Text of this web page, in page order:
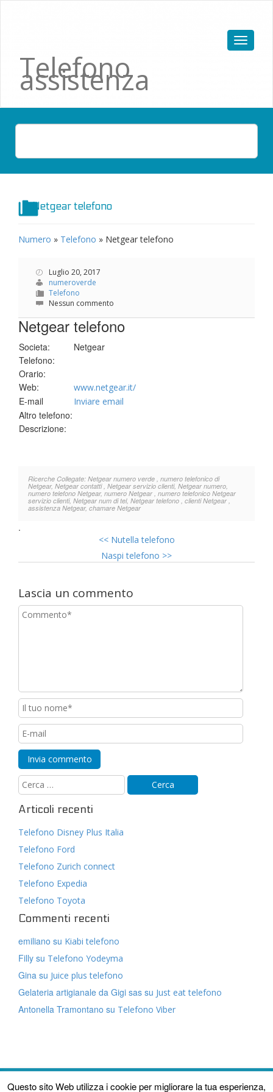
Telefono
assistenza
Netgear telefono
Numero » Telefono » Netgear telefono
Luglio 20, 2017
numeroverde
Telefono
Nessun commento
Netgear telefono
Societa:
Netgear
Telefono:
Orario:
Web:
www.netgear.it/
E-mail Inviare email
Altro telefono:
Descrizione:
Ricerche Collegate: Netgear numero verde , numero telefonico di
Netgear, Netgear contatti , Netgear servizio clienti, Netgear numero,
numero telefono Netgear, numero Netgear , numero telefonico Netgear
servizio clienti, Netgear num di tel, Netgear telefono , clienti Netgear ,
assistenza Netgear, chamare Netgear
.
<< Nutella telefono
Naspi telefono >>
Lascia un commento
Articoli recenti
Telefono Disney Plus Italia
Telefono Ford
Telefono Zurich connect
Telefono Expedia
Telefono Toyota
Commenti recenti
emiliano su Kiabi telefono
Filly su Telefono Yodeyma
Gina su Juice plus telefono
Gelateria artigianale da Gigi sas su Just eat telefono
Antonella Tramontano su Telefono Viber
Questo sito Web utilizza i cookie per migliorare la tua esperienza,